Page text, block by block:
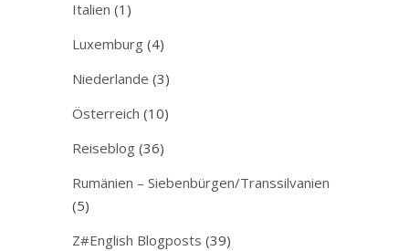
Italien (1)
Luxemburg (4)
Niederlande (3)
Österreich (10)
Reiseblog (36)
Rumänien – Siebenbürgen/Transsilvanien
(5)
Z#English Blogposts (39)